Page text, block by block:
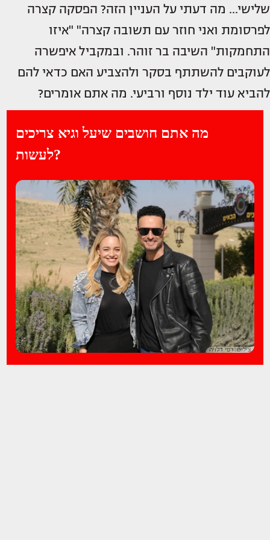
שלישי... מה דעתי על העניין הזה? הפסקה קצרה
לפרסומת ואני חוזר עם תשובה קצרה" "איזו
התחמקות" השיבה בר זוהר. ובמקביל איפשרה
לעוקבים להשתתף בסקר ולהצביע האם כדאי להם
להביא עוד ילד נוסף ורביעי. מה אתם אומרים?